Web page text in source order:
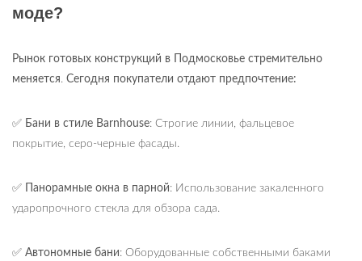
моде?
Рынок готовых конструкций в Подмосковье стремительно
меняется. Сегодня покупатели отдают предпочтение:
✅ Бани в стиле Barnhouse: Строгие линии, фальцевое
покрытие, серо-черные фасады.
✅ Панорамные окна в парной: Использование закаленного
ударопрочного стекла для обзора сада.
✅ Автономные бани: Оборудованные собственными баками